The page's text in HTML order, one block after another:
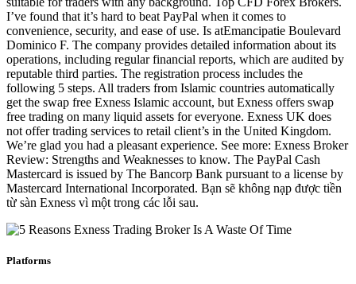
I’ve found that it’s hard to beat PayPal when it comes to
convenience, security, and ease of use. Is atEmancipatie Boulevard
Dominico F. The company provides detailed information about its
operations, including regular financial reports, which are audited by
reputable third parties. The registration process includes the
following 5 steps. All traders from Islamic countries automatically
get the swap free Exness Islamic account, but Exness offers swap
free trading on many liquid assets for everyone. Exness UK does
not offer trading services to retail client’s in the United Kingdom.
We’re glad you had a pleasant experience. See more: Exness Broker
Review: Strengths and Weaknesses to know. The PayPal Cash
Mastercard is issued by The Bancorp Bank pursuant to a license by
Mastercard International Incorporated. Bạn sẽ không nạp được tiền
từ sàn Exness vì một trong các lỗi sau.
Platforms